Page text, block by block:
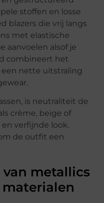
stoffen en losse
blazers die vrij langs
met elastische
aanvoelen alsof je
combineert het
een nette uitstraling
is neutraliteit de
crème, beige of
verfijnde look.
de outfit een
van metallics